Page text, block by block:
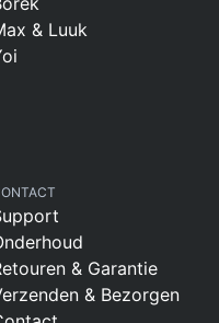
& Luuk
& Garantie
& Bezorgen